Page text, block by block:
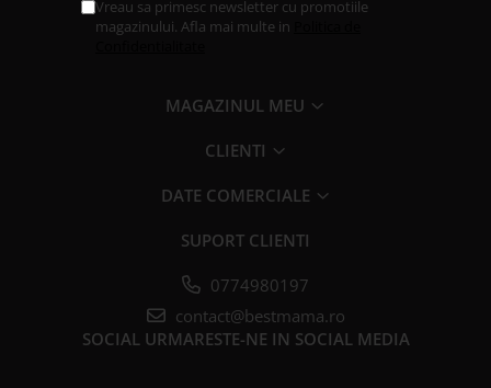
Vreau sa primesc newsletter cu promotiile
magazinului. Afla mai multe in
MAGAZINUL MEU
CLIENTI
DATE COMERCIALE
SUPORT CLIENTI
0774980197
contact@bestmama.ro
SOCIAL URMARESTE-NE IN SOCIAL MEDIA